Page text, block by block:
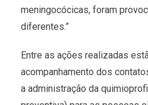
meningocócicas, foram
diferentes.”
Entre as ações realizadas
acompanhamento dos
a administração da